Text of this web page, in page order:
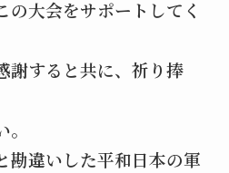
の大会をサポートしてく
謝すると共に、祈り捧
勘違いした平和日本の軍